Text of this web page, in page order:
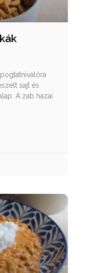
sajt és
A zab hazai